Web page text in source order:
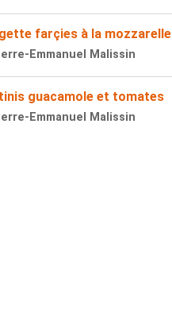
farçies à la mozzarelle
Emmanuel Malissin
guacamole et tomates
Emmanuel Malissin